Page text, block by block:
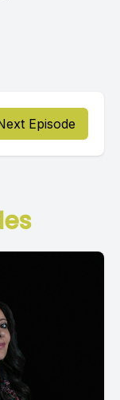
Episode